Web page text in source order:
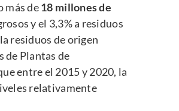
más de18 millones de
y el 3,3% a residuos
residuos de origen
de Plantas de
entre el 2015 y 2020, la
relativamente